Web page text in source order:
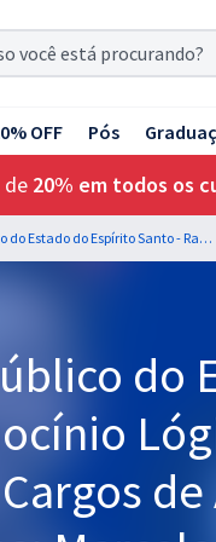
OFF Pós
de 20% em todos os
MP ES - Ministério Público do Estado do Espírito Santo - Raciocínio Lógico - Matemático para os Cargos de Agente Técnico - Professores: Marcelo Leite e Wagner Aguiar
do